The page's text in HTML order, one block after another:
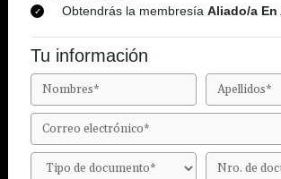
Obtendrás la membresía Aliado/a En
Tu información